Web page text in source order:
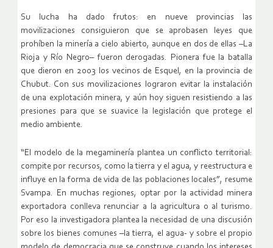
Su lucha ha dado frutos: en nueve provincias las
movilizaciones consiguieron que se aprobasen leyes que
prohíben la minería a cielo abierto, aunque en dos de ellas –La
Rioja y Río Negro– fueron derogadas. Pionera fue la batalla
que dieron en 2003 los vecinos de Esquel, en la provincia de
Chubut. Con sus movilizaciones lograron evitar la instalación
de una explotación minera, y aún hoy siguen resistiendo a las
presiones para que se suavice la legislación que protege el
medio ambiente.
“El modelo de la megaminería plantea un conflicto territorial:
compite por recursos, como la tierra y el agua, y reestructura e
influye en la forma de vida de las poblaciones locales”, resume
Svampa. En muchas regiones, optar por la actividad minera
exportadora conlleva renunciar a la agricultura o al turismo.
Por eso la investigadora plantea la necesidad de una discusión
sobre los bienes comunes –la tierra, el agua- y sobre el propio